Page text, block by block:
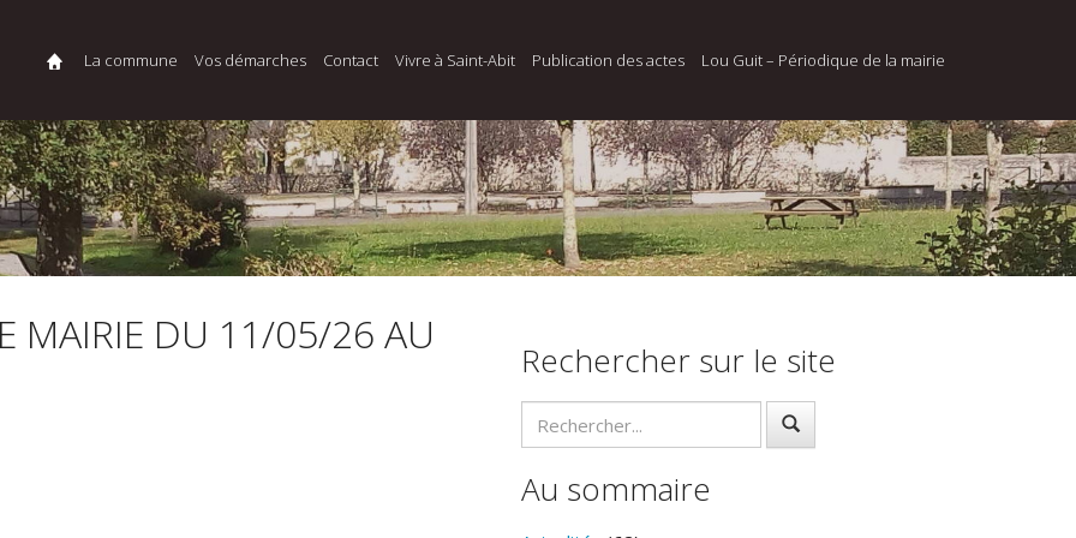
La commune Vos démarches Contact Vivre à Saint-Abit Publication des actes Lou Guit – Périodique de la mairie
MAIRIE DU 11/05/26 AU
Rechercher sur le site
Au sommaire